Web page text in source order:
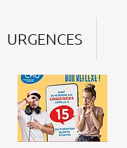
URGENCES